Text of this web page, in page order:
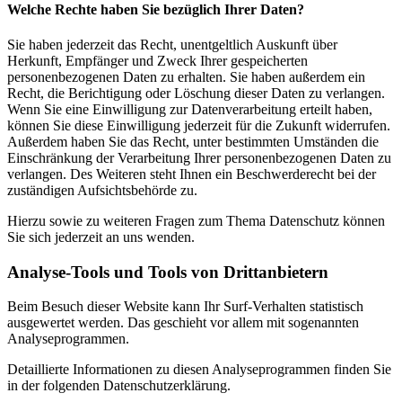
Welche Rechte haben Sie bezüglich Ihrer Daten?
Sie haben jederzeit das Recht, unentgeltlich Auskunft über
Herkunft, Empfänger und Zweck Ihrer gespeicherten
personenbezogenen Daten zu erhalten. Sie haben außerdem ein
Recht, die Berichtigung oder Löschung dieser Daten zu verlangen.
Wenn Sie eine Einwilligung zur Datenverarbeitung erteilt haben,
können Sie diese Einwilligung jederzeit für die Zukunft widerrufen.
Außerdem haben Sie das Recht, unter bestimmten Umständen die
Einschränkung der Verarbeitung Ihrer personenbezogenen Daten zu
verlangen. Des Weiteren steht Ihnen ein Beschwerderecht bei der
zuständigen Aufsichtsbehörde zu.
Hierzu sowie zu weiteren Fragen zum Thema Datenschutz können
Sie sich jederzeit an uns wenden.
Analyse-Tools und Tools von Dritt­anbietern
Beim Besuch dieser Website kann Ihr Surf-Verhalten statistisch
ausgewertet werden. Das geschieht vor allem mit sogenannten
Analyseprogrammen.
Detaillierte Informationen zu diesen Analyseprogrammen finden Sie
in der folgenden Datenschutzerklärung.